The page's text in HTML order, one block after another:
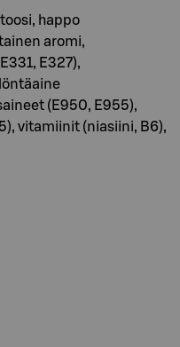
happo
aromi,
E327),
(E950, E955),
vitamiinit (niasiini, B6),